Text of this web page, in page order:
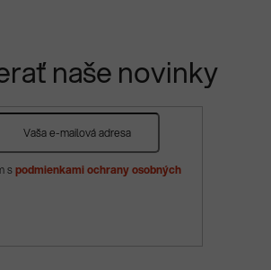
naše novinky
spodmienkami ochrany osobných